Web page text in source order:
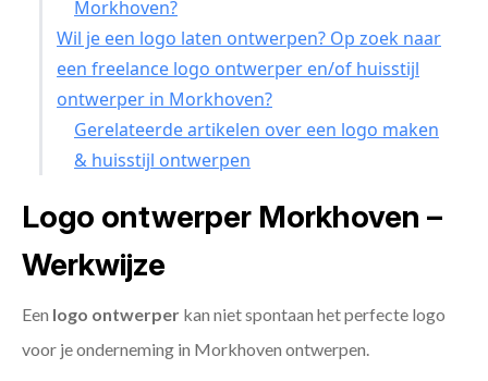
Morkhoven?
Wil je een logo laten ontwerpen? Op zoek naar
een freelance logo ontwerper en/of huisstijl
ontwerper in Morkhoven?
Gerelateerde artikelen over een logo maken
& huisstijl ontwerpen
Logo ontwerper Morkhoven –
Werkwijze
Een logo ontwerper kan niet spontaan het perfecte logo
voor je onderneming in Morkhoven ontwerpen.